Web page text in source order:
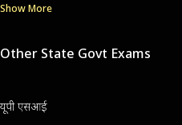
Show More
Other State Govt Exams
यूपी एसआई